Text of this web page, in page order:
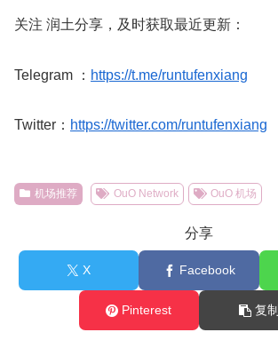
关注 润土分享，及时获取最近更新：
Telegram ： https://t.me/runtufenxiang
Twitter： https://twitter.com/runtufenxiang
机场推荐 OuO Network OuO 机场
分享
X Facebook
Pinterest 复制